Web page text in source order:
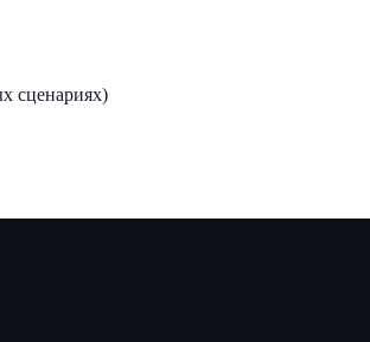
сценариях)